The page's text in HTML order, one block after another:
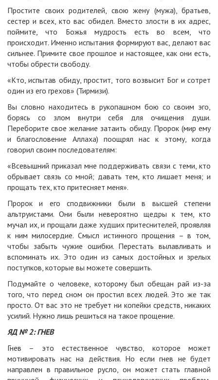
Простите своих родителей, свою жену (мужа), братьев,
сестер и всех, кто вас обидел. Вместо злости в их адрес,
поймите, что Божья мудрость есть во всем, что
происходит. Именно испытания формируют вас, делают вас
сильнее. Примите свое прошлое и настоящее, как они есть,
чтобы обрести свободу.
«Кто, испытав обиду, простит, того возвысит Бог и сотрет
один из его грехов» (Тирмизи).
Вы словно находитесь в рукопашном бою со своим эго,
борясь со злом внутри себя для очищения души.
Переборите свое желание затаить обиду. Пророк (мир ему
и благословение Аллаха) поощрял нас к этому, когда
говорил своим последователям:
«Всевышний приказал мне поддерживать связи с теми, кто
обрывает связь со мной; давать тем, кто лишает меня; и
прощать тех, кто притесняет меня».
Пророк и его сподвижники были в высшей степени
альтруистами. Они были невероятно щедры к тем, кто
мучал их, и прощали даже худших притеснителей, проявляя
к ним милосердие. Смысл истинного прощения – в том,
чтобы забыть чужие ошибки. Перестать вылавливать и
вспоминать их. Это один из самых достойных и зрелых
поступков, которые вы можете совершить.
Подумайте о человеке, которому был обещан рай из-за
того, что перед сном он простил всех людей. Это же так
просто. От вас это не требует ни копейки средств, никаких
усилий. Нужно лишь решиться на такое прощение.
ЯД № 2: ГНЕВ
Гнев – это естественное чувство, которое может
мотивировать нас на действия. Но если гнев не будет
направлен в правильное русло, он может стать главной